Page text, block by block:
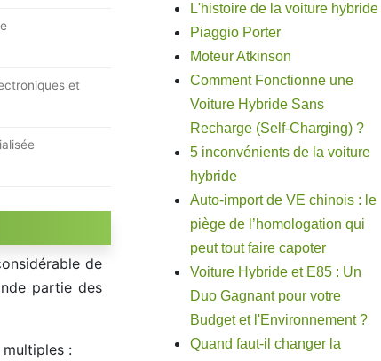
et
de
partie des
multiples :
L'histoire de la voiture hybride
Piaggio Porter
Moteur Atkinson
Comment Fonctionne une
Voiture Hybride Sans
Recharge (Self-Charging) ?
5 inconvénients de la voiture
hybride
Auto-import de VE chinois : le
piège de l’homologation qui
peut tout faire capoter
Voiture Hybride et E85 : Un
Duo Gagnant pour votre
Budget et l'Environnement ?
Quand faut-il changer la